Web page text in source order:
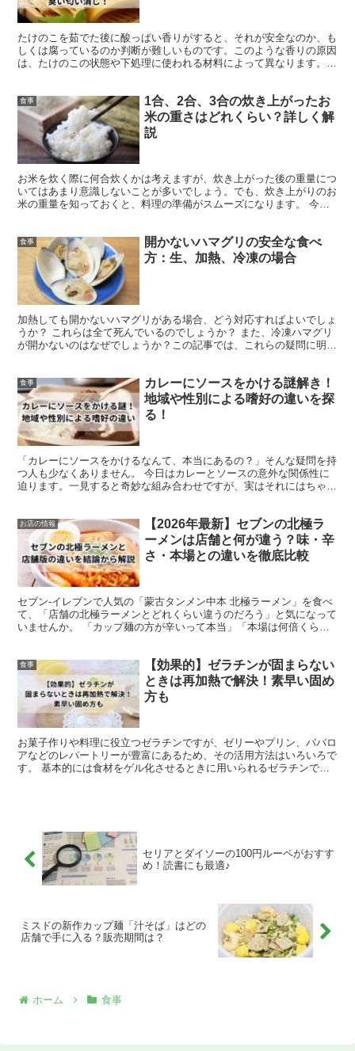
たけのこを茹でた後に酸っぱい香りがすると、それが安全なのか、も
しくは腐っているのか判断が難しいものです。このような香りの原因
は、たけのこの状態や下処理に使われる材料によって異なります。
食事
1合、2合、3合の炊き上がったお
米の重さはどれくらい？詳しく解
説
お米を炊く際に何合炊くかは考えますが、炊き上がった後の重量につ
いてはあまり意識しないことが多いでしょう。でも、炊き上がりのお
米の重量を知っておくと、料理の準備がスムーズになります。 今回
食事
開かないハマグリの安全な食べ
方：生、加熱、冷凍の場合
加熱しても開かないハマグリがある場合、どう対応すればよいでしょ
うか？ これらは全て死んでいるのでしょうか？ また、冷凍ハマグリ
が開かないのはなぜでしょうか？この記事では、これらの疑問に明確
食事
カレーにソースをかける謎解き！
地域や性別による嗜好の違いを探
る！
「カレーにソースをかけるなんて、本当にあるの？」そんな疑問を持
つ人も少なくありません。 今日はカレーとソースの意外な関係性に
迫ります。一見すると奇妙な組み合わせですが、実はそれにはちゃん
お店の情報
【2026年最新】セブンの北極ラ
ーメンは店舗と何が違う？味・辛
さ・本場との違いを徹底比較
セブン‐イレブンで人気の「蒙古タンメン中本 北極ラーメン」を食べ
て、「店舗の北極ラーメンとどれくらい違うのだろう」と気になって
いませんか。 「カップ麺の方が辛いって本当」「本場は何倍くらい
食事
【効果的】ゼラチンが固まらない
ときは再加熱で解決！素早い固め
方も
お菓子作りや料理に役立つゼラチンですが、ゼリーやプリン、ババロ
アなどのレパートリーが豊富にあるため、その活用方法はいろいろで
す。 基本的には食材をゲル化させるときに用いられるゼラチンです
セリアとダイソーの100円ルーペがおすす
め！読書にも最適♪
ミスドの新作カップ麺「汁そば」はどの
店舗で手に入る？販売期間は？
ホーム 食事